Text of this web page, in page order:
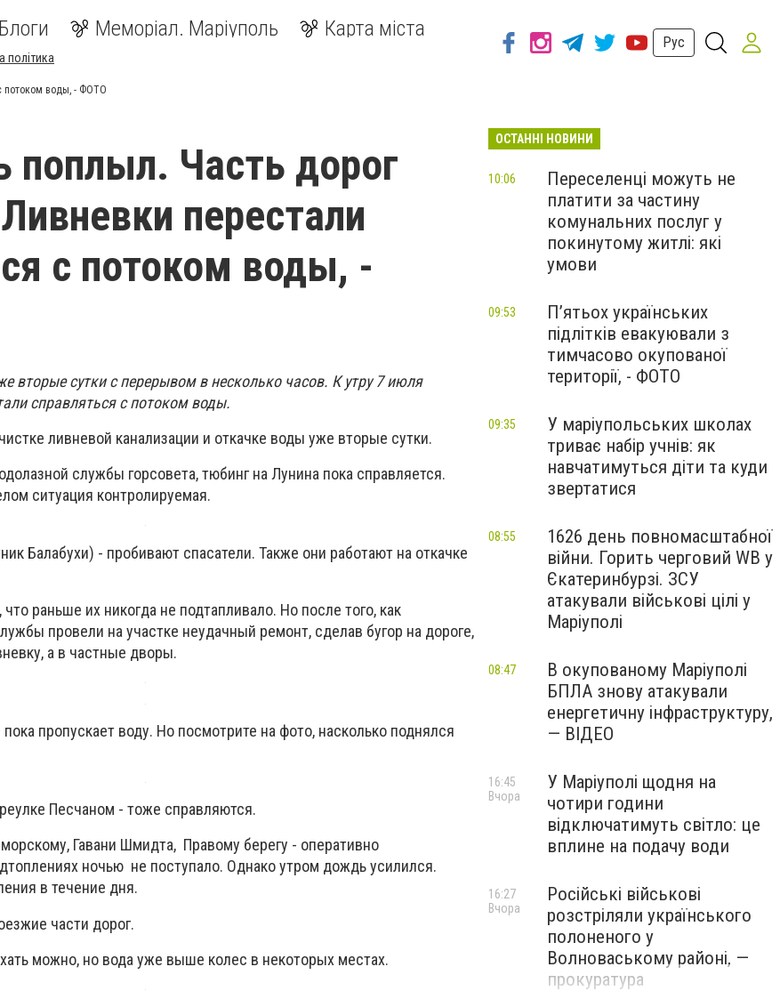
Блоги Меморіал. Маріуполь Карта міста
політика
Рус
потоком воды, - ФОТО
поплыл. Часть дорог
перестали
с потоком воды, -
вторые сутки с перерывом в несколько часов. К утру 7 июля
справляться с потоком воды.
ливневой канализации и откачке воды уже вторые сутки.
службы горсовета, тюбинг на Лунина пока справляется.
ситуация контролируемая.
Балабухи) - пробивают спасатели. Также они работают на откачке
раньше их никогда не подтапливало. Но после того, как
провели на участке неудачный ремонт, сделав бугор на дороге,
а в частные дворы.
пропускает воду. Но посмотрите на фото, насколько поднялся
Песчаном - тоже справляются.
Гавани Шмидта, Правому берегу - оперативно
ночью не поступало. Однако утром дождь усилился.
в течение дня.
части дорог.
можно, но вода уже выше колес в некоторых местах.
ОСТАННІ НОВИНИ
Переселенці можуть не
платити за частину
комунальних послуг у
покинутому житлі: які
умови
10:06
П’ятьох українських
підлітків евакуювали з
тимчасово окупованої
території, - ФОТО
09:53
У маріупольських школах
триває набір учнів: як
навчатимуться діти та куди
звертатися
09:35
1626 день повномасштабної
війни. Горить черговий WB у
Єкатеринбурзі. ЗСУ
атакували військові цілі у
Маріуполі
08:55
В окупованому Маріуполі
БПЛА знову атакували
енергетичну інфраструктуру,
— ВІДЕО
08:47
У Маріуполі щодня на
чотири години
відключатимуть світло: це
вплине на подачу води
16:45
Вчора
Російські військові
розстріляли українського
полоненого у
Волноваському районі, —
прокуратура
16:27
Вчора